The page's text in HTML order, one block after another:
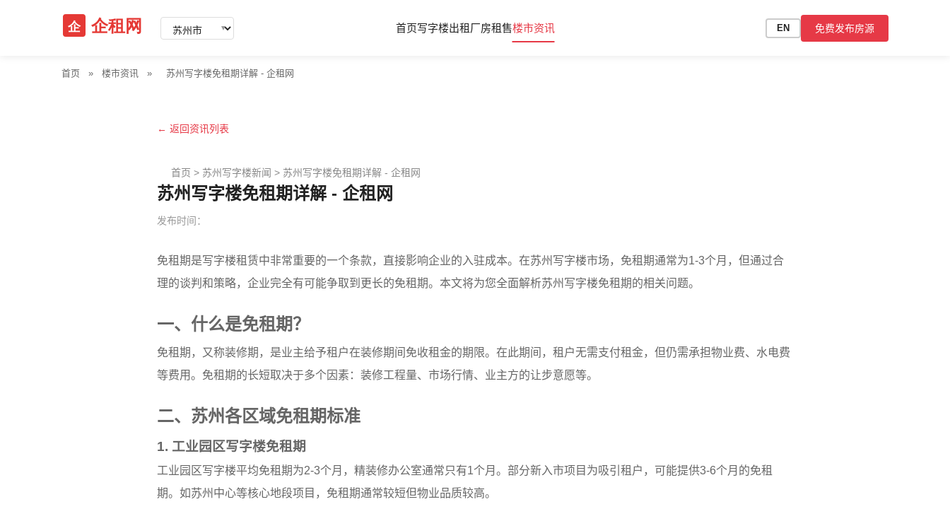
▼ 首页写字楼出租 厂房租售楼市资讯 EN 免费发布房源
首页 » 楼市资讯 » 苏州写字楼免租期详解 - 企租网
← 返回资讯列表
首页 > 苏州写字楼新闻 > 苏州写字楼免租期详解 - 企租网
苏州写字楼免租期详解 - 企租网
发布时间：
免租期是写字楼租赁中非常重要的一个条款，直接影响企业的入驻成本。在苏州写字楼市场，免租期通常为1-3个月，但通过合
理的谈判和策略，企业完全有可能争取到更长的免租期。本文将为您全面解析苏州写字楼免租期的相关问题。
一、什么是免租期？
免租期，又称装修期，是业主给予租户在装修期间免收租金的期限。在此期间，租户无需支付租金，但仍需承担物业费、水电费
等费用。免租期的长短取决于多个因素：装修工程量、市场行情、业主方的让步意愿等。
二、苏州各区域免租期标准
1. 工业园区写字楼免租期
工业园区写字楼平均免租期为2-3个月，精装修办公室通常只有1个月。部分新入市项目为吸引租户，可能提供3-6个月的免租
期。如苏州中心等核心地段项目，免租期通常较短但物业品质较高。